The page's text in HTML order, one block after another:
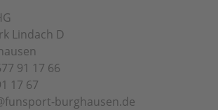
Lindach D
91 17 66
17 67
burghausen.de